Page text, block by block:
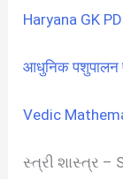
Haryana GK
आधुनिक पशुपालन
Vedic
સ્ત્રી શાસ્ત્ર –